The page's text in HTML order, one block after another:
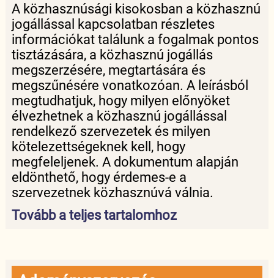
A közhasznúsági kisokosban a közhasznú
jogállással kapcsolatban részletes
információkat találunk a fogalmak pontos
tisztázására, a közhasznú jogállás
megszerzésére, megtartására és
megszűnésére vonatkozóan. A leírásból
megtudhatjuk, hogy milyen előnyöket
élvezhetnek a közhasznú jogállással
rendelkező szervezetek és milyen
kötelezettségeknek kell, hogy
megfeleljenek. A dokumentum alapján
eldönthető, hogy érdemes-e a
szervezetnek közhasznúvá válnia.
Tovább a teljes tartalomhoz